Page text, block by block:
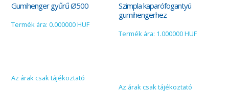
Gumihenger gyűrű Ø500
Termék ára: 0.000000 HUF
Az árak csak tájékoztató
Szimpla kaparófogantyú
gumihengerhez
Termék ára: 1.000000 HUF
Az árak csak tájékoztató